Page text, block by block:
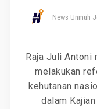
News Unmuh
Raja Juli Antoni
melakukan
kehutanan
dalam